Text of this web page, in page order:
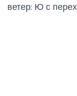
ветер: Ю с